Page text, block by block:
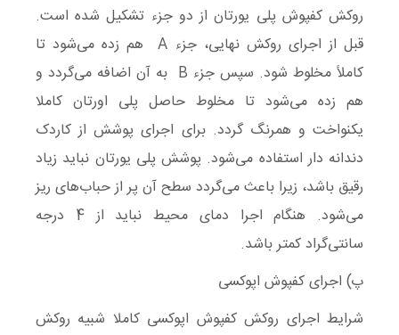
روکش کفپوش پلی یورتان از دو جزء تشکیل شده است.
قبل از اجرای روکش نهایی، جزء A هم زده می‌شود تا
کاملاً مخلوط شود. سپس جزء B به آن اضافه می‌گردد و
هم زده می‌شود تا مخلوط حاصل پلی اورتان کاملا
یکنواخت و همرنگ گردد. برای اجرای پوشش از کاردک
دندانه دار استفاده می‌شود. پوشش پلی یورتان نباید زیاد
رقیق باشد، زیرا باعث می‌گردد سطح آن پر از حباب‌های ریز
می‌شود. هنگام اجرا دمای محیط نباید از 4 درجه
سانتی‌گراد کمتر باشد.
پ) اجرای کفپوش اپوکسی
شرایط اجرای روکش کفپوش اپوکسی کاملا شبیه روکش